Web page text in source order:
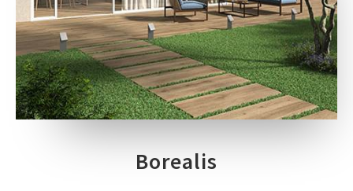
Borealis